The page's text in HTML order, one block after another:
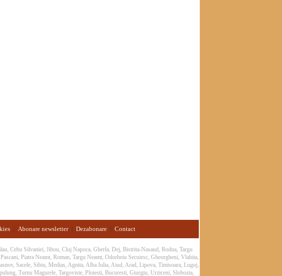
Abonare newsletter Dezabonare Contact
Cehu Silvaniei, Jibou, Cluj Napoca, Gherla, Dej, Bistrita-Nasaud, Rodna, Targu
Piatra Neamt, Roman, Targu Neamt, Odorheiu Secuiesc, Gheorgheni, Vlahita,
Sacele, Sibiu, Medias, Agnita, Alba Iulia, Aiud, Arad, Lipova, Timisoara, Lugoj,
Turnu Magurele, Targoviste, Ploiesti, Bucuresti, Giurgiu, Urziceni, Slobozia,